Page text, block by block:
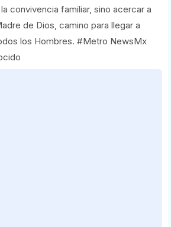
convivencia familiar, sino acercar a
de Dios, camino para llegar a
los Hombres. #Metro NewsMx